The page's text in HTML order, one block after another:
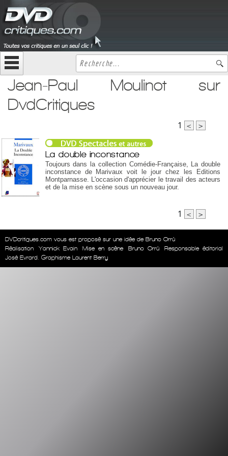
Jean-Paul Moulinot sur
DvdCritiques
1 < >
La double inconstance
Toujours dans la collection Comédie-Française, La double
inconstance de Marivaux voit le jour chez les Editions
Montparnasse. L'occasion d'apprécier le travail des acteurs
et de la mise en scène sous un nouveau jour.
1 < >
DVDcritiques.com vous est proposé sur une idée de Bruno Orrú
Réalisation
Yannick Evain Mise en scène Bruno Orrú
Responsable éditorial
José Evrard. Graphisme Laurent Berry